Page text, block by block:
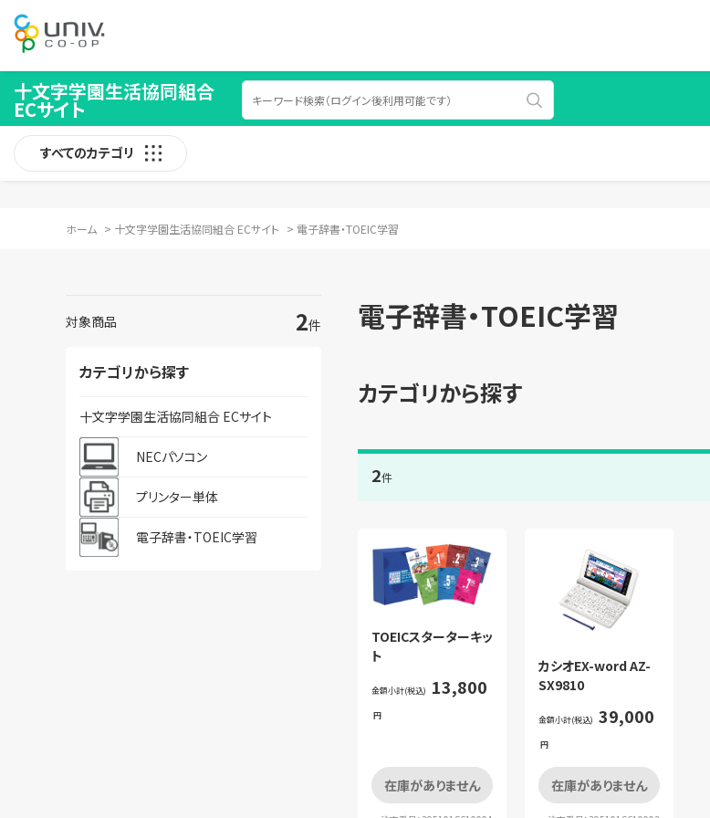
十文字学園生活協同組合
ECサイト
すべてのカテゴリ
ホーム > 十文字学園生活協同組合 ECサイト > 電子辞書・TOEIC学習
対象商品 2件
カテゴリから探す
十文字学園生活協同組合 ECサイト
NECパソコン
プリンター単体
電子辞書・TOEIC学習
電子辞書・TOEIC学習
カテゴリから探す
2件
TOEICスターターキッ
ト
金額小計(税込) 13,800
円
在庫がありません
カシオEX-word AZ-
SX9810
金額小計(税込) 39,000
円
在庫がありません